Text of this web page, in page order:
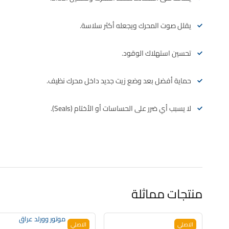
يقلل صوت المحرك ويجعله أكثر سلاسة.
تحسين استهلاك الوقود.
حماية أفضل بعد وضع زيت جديد داخل محرك نظيف.
لا يسبب أي ضرر على الحساسات أو الأختام (Seals).
منتجات مماثلة
الاصلي الاصلي